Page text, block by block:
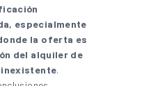
especialmente
la oferta es
del alquiler de
.